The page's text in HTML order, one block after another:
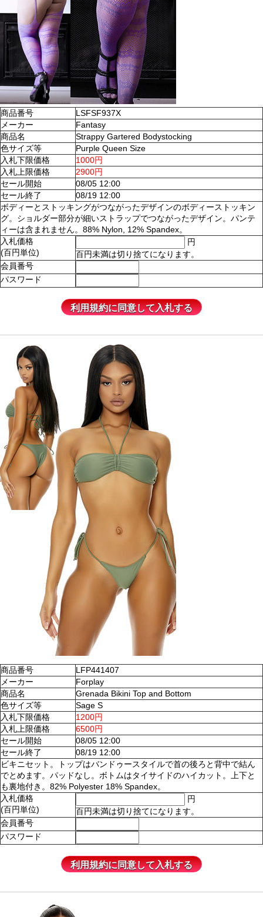
商品番号
LSFSF937X
メーカー
Fantasy
商品名
Strappy Gartered Bodystocking
色サイズ等
Purple Queen Size
入札下限価格
1000円
入札上限価格
2900円
セール開始
08/05 12:00
セール終了
08/19 12:00
ボディーとストッキングがつながったデザインのボディーストッキン
グ。ショルダー部分が細いストラップでつながったデザイン。パンテ
ィーは含まれません。88% Nylon, 12% Spandex。
入札価格
(百円単位)
円
百円未満は切り捨てになります。
会員番号
パスワード
商品番号
LFP441407
メーカー
Forplay
商品名
Grenada Bikini Top and Bottom
色サイズ等
Sage S
入札下限価格
1200円
入札上限価格
6500円
セール開始
08/05 12:00
セール終了
08/19 12:00
ビキニセット。トップはバンドゥースタイルで首の後ろと背中で結ん
でとめます。パッドなし。ボトムはタイサイドのハイカット。上下と
も裏地付き。82% Polyester 18% Spandex。
入札価格
(百円単位)
円
百円未満は切り捨てになります。
会員番号
パスワード